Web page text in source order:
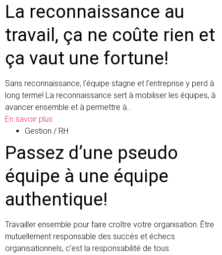
La reconnaissance au
travail, ça ne coûte rien et
ça vaut une fortune!
Sans reconnaissance, l’équipe stagne et l’entreprise y perd à
long terme! La reconnaissance sert à mobiliser les équipes, à
avancer ensemble et à permettre à…
En savoir plus
Gestion / RH ·
Passez d’une pseudo
équipe à une équipe
authentique!
Travailler ensemble pour faire croître votre organisation. Être
mutuellement responsable des succès et échecs
organisationnels, c’est la responsabilité de tous.